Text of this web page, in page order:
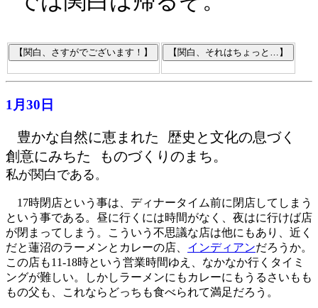
1月30日
豊かな自然に恵まれた 歴史と文化の息づく
創意にみちた ものづくりのまち。
私が関白である 。
17時閉店という事は、ディナータイム前に閉店してしまう
という事である。昼に行くには時間がなく、夜はに行けば店
が閉まってしまう。こういう不思議な店は他にもあり、近く
だと蓮沼のラーメンとカレーの店、 インディアンだろうか。
この店も11-18時という営業時間ゆえ、なかなか行くタイミ
ングが難しい。しかしラーメンにもカレーにもうるさいもも
もの父も、これならどっちも食べられて満足だろう。